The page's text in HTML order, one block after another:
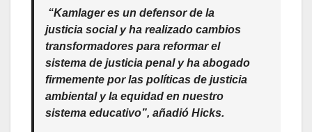
“Kamlager es un defensor de la
justicia social y ha realizado cambios
transformadores para reformar el
sistema de justicia penal y ha abogado
firmemente por las políticas de justicia
ambiental y la equidad en nuestro
sistema educativo”, añadió Hicks.